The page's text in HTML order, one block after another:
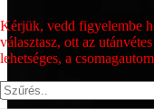
Kérjük, vedd figyelembe
választasz, ott az
lehetséges, a